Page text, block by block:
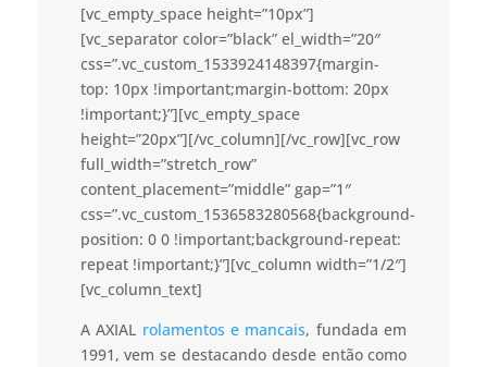
[vc_empty_space height=”10px”]
[vc_separator color=”black” el_width=”20″
css=”.vc_custom_1533924148397{margin-
top: 10px !important;margin-bottom: 20px
!important;}”][vc_empty_space
height=”20px”][/vc_column][/vc_row][vc_row
full_width=”stretch_row”
content_placement=”middle” gap=”1″
css=”.vc_custom_1536583280568{background-
position: 0 0 !important;background-repeat:
repeat !important;}”][vc_column width=”1/2″]
[vc_column_text]
A AXIAL rolamentos e mancais, fundada em
1991, vem se destacando desde então como